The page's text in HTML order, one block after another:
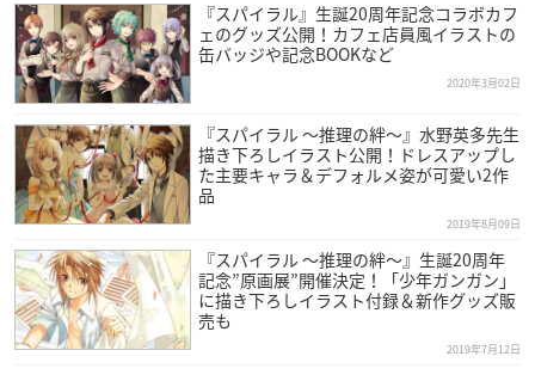
『スパイラル』生誕20周年記念コラボカフ
ェのグッズ公開！カフェ店員風イラストの
缶バッジや記念BOOKなど
2020年3月02日
『スパイラル ～推理の絆～』水野英多先生
描き下ろしイラスト公開！ドレスアップし
た主要キャラ＆デフォルメ姿が可愛い2作
品
2019年8月09日
『スパイラル ～推理の絆～』生誕20周年
記念”原画展”開催決定！「少年ガンガン」
に描き下ろしイラスト付録＆新作グッズ販
売も
2019年7月12日